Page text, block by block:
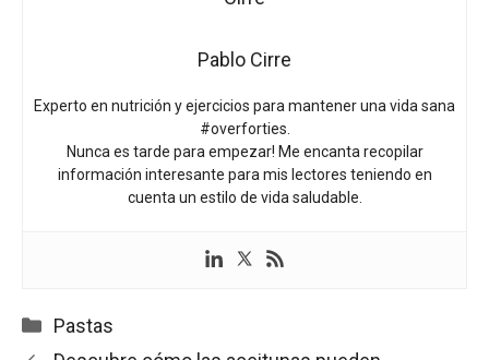
Pablo Cirre
Experto en nutrición y ejercicios para mantener una vida sana
#overforties.
Nunca es tarde para empezar! Me encanta recopilar
información interesante para mis lectores teniendo en
cuenta un estilo de vida saludable.
Categorías
Pastas